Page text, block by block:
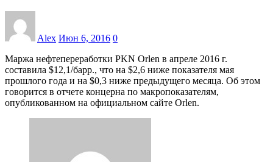
Alex Июн 6, 2016 0
Маржа нефтепереработки PKN Orlen в апреле 2016 г.
составила $12,1/барр., что на $2,6 ниже показателя мая
прошлого года и на $0,3 ниже предыдущего месяца. Об этом
говорится в отчете концерна по макропоказателям,
опубликованном на официальном сайте Orlen.